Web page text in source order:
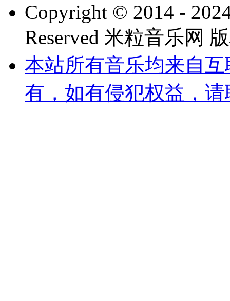
Copyright © 2014 -
Reserved 米粒音乐网
本站所有音乐均来自
有，如有侵犯权益，